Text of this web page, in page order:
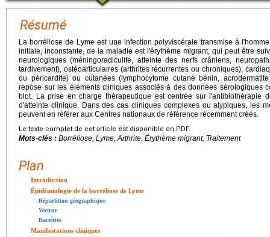
Résumé
La borréliose de Lyme est une infection polyviscérale transmise à
initiale, inconstante, de la maladie est l'érythème migrant, qui peut être
neurologiques (méningoradiculite, atteinte des nerfs crâniens,
tardivement), ostéoarticulaires (arthrites récurrentes ou chroniques),
ou péricardite) ou cutanées (lymphocytome cutané bénin,
repose sur les éléments cliniques associés à des données sérologiques
blot. La prise en charge thérapeutique est centrée sur l'antibiothérapie
d'atteinte clinique. Dans des cas cliniques complexes ou atypiques, les
peuvent en référer aux Centres nationaux de référence récemment créés.
Le texte complet de cet article est disponible en PDF.
Mots-clés : Borréliose, Lyme, Arthrite, Érythème migrant, Traitement
Plan
Introduction
Épidémiologie de la borréliose de Lyme
Répartition géographique
Vecteur
Bactéries
Manifestations cliniques